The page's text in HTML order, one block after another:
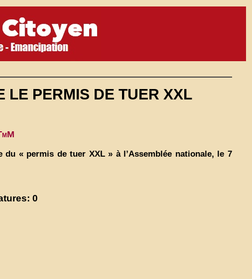
LE PERMIS DE TUER XXL
« permis de tuer XXL » à l’Assemblée nationale, le 7
0